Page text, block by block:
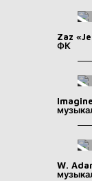
Zaz
ФК
W.